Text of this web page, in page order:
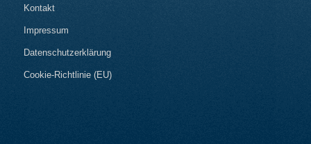
Kontakt
Impressum
Datenschutzerklärung
Cookie-Richtlinie (EU)